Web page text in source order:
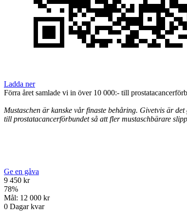
Ladda ner
Förra året samlade vi in över 10 000:- till
Mustaschen är kanske vår finaste behåring. Givetvis är
till prostatacancerförbundet så att fler mustaschbärare
Ge en gåva
9 450 kr
78%
Mål: 12 000 kr
0 Dagar kvar